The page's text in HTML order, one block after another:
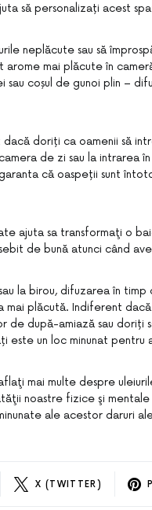
să personalizați acest
neplăcute sau să
mai plăcute în
sau coșul de gunoi plin –
: dacă doriți ca oamenii să
de zi sau la intrarea
că oaspeții sunt
ajuta sa transformaţi o
de bună atunci când
la birou, difuzarea în
mai plăcută. Indiferent
de după-amiază sau doriți
este un loc minunat pentru
mai multe despre
noastre fizice şi
ale acestor daruri
X (TWITTER)